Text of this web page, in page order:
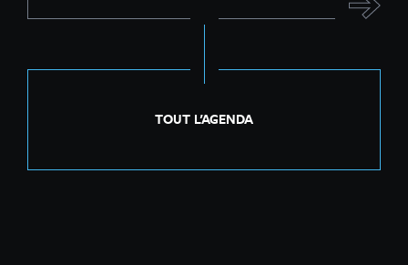
TOUT L’AGENDA